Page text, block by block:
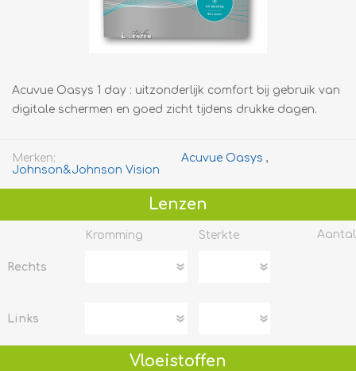
Acuvue Oasys 1 day : uitzonderlijk comfort bij gebruik van
digitale schermen en goed zicht tijdens drukke dagen.
Merken: Acuvue Oasys ,
Johnson&Johnson Vision
Lenzen
Kromming Sterkte Aantal
Rechts
Links
Vloeistoffen